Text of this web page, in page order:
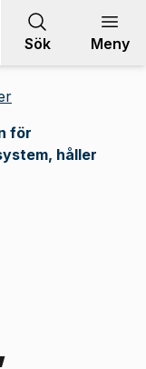
Sök Meny
för
håller